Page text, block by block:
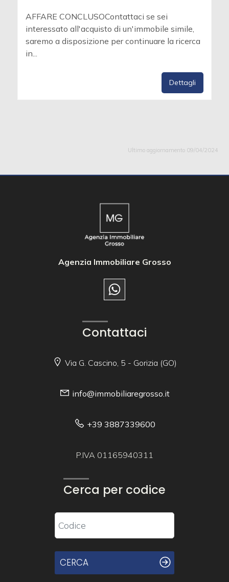
AFFARE CONCLUSOContattaci se sei
interessato all'acquisto di un'immobile simile,
saremo a disposizione per continuare la ricerca
in...
Dettagli
Ultimo aggiornamento 09/04/2024
Agenzia Immobiliare Grosso
Contattaci
Via G. Cascino, 5 - Gorizia (GO)
info@immobiliaregrosso.it
+39 3887339600
P.IVA 01165940311
Cerca per codice
CERCA